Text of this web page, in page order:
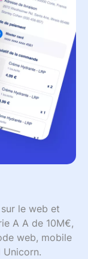
le web et
A A de 10M€,
web, mobile